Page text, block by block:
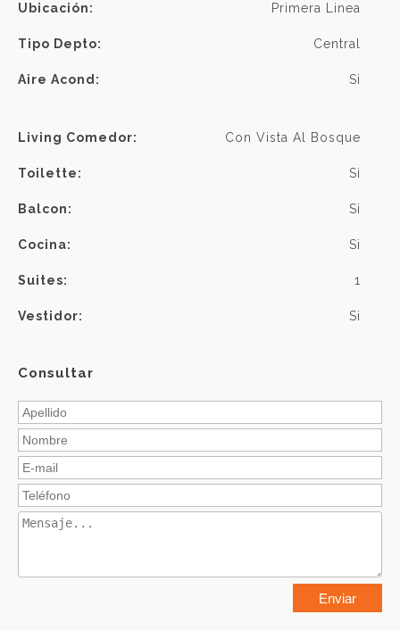
Ubicación: Primera Linea
Tipo Depto: Central
Aire Acond: Si
Living Comedor: Con Vista Al Bosque
Toilette: Si
Balcon: Si
Cocina: Si
Suites: 1
Vestidor: Si
Consultar